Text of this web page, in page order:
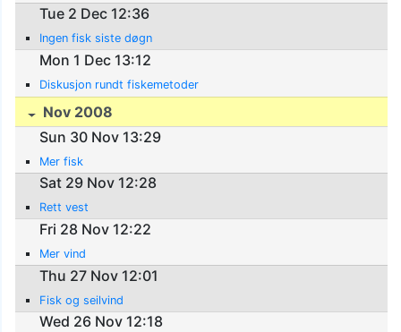
Tue 2 Dec 12:36
Ingen fisk siste døgn
Mon 1 Dec 13:12
Diskusjon rundt fiskemetoder
Nov 2008
Sun 30 Nov 13:29
Mer fisk
Sat 29 Nov 12:28
Rett vest
Fri 28 Nov 12:22
Mer vind
Thu 27 Nov 12:01
Fisk og seilvind
Wed 26 Nov 12:18